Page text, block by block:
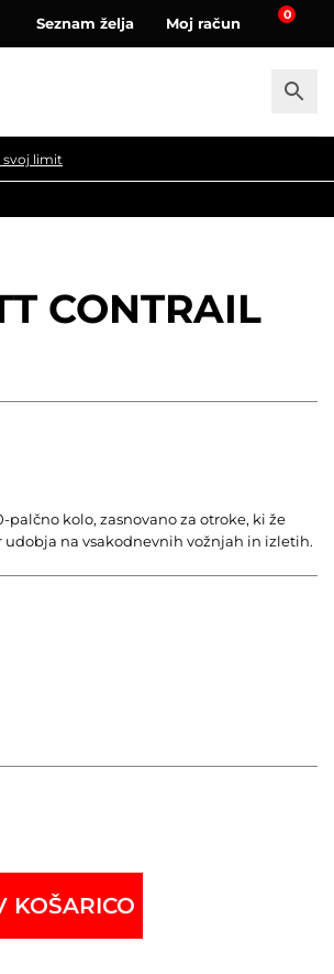
Seznam želja Moj račun 0
svoj limit
CONTRAIL
kolo, zasnovano za otroke, ki že
udobja na vsakodnevnih vožnjah in izletih.
KOŠARICO